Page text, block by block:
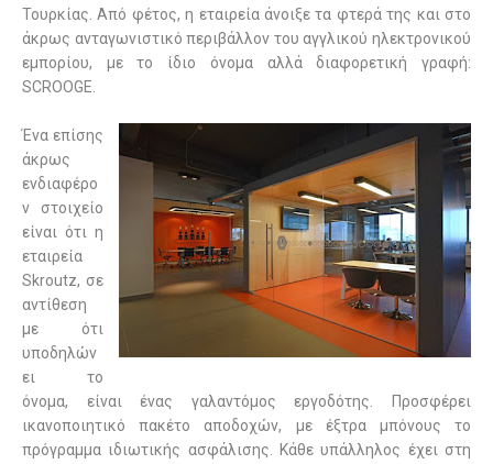
Τουρκίας. Από φέτος, η εταιρεία άνοιξε τα φτερά της και στο
άκρως ανταγωνιστικό περιβάλλον του αγγλικού ηλεκτρονικού
εμπορίου, με το ίδιο όνομα αλλά διαφορετική γραφή:
SCROOGE.
Ένα επίσης
άκρως
ενδιαφέρο
ν στοιχείο
είναι ότι η
εταιρεία
Skroutz, σε
αντίθεση
με ότι
υποδηλών
ει το
όνομα, είναι ένας γαλαντόμος εργοδότης. Προσφέρει
ικανοποιητικό πακέτο αποδοχών, με έξτρα μπόνους το
πρόγραμμα ιδιωτικής ασφάλισης. Κάθε υπάλληλος έχει στη